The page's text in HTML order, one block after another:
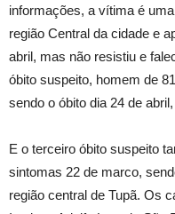
informações, a vítima é
região Central da cidade e
abril, mas não resistiu e
óbito suspeito, homem de
sendo o óbito dia 24 de
E o terceiro óbito suspeito
sintomas 22 de marco,
região central de Tupã. Os